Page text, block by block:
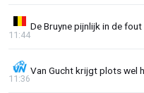
De Bruyne pijnlijk in de
11:44
Van Gucht krijgt plots wel
11:36